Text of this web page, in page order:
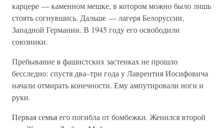
карцере — каменном мешке, в котором можно было лишь
стоять согнувшись. Дальше — лагеря Белоруссии,
Западной Германии. В 1945 году его освободили
союзники.
Пребывание в фашистских застенках не прошло
бесследно: спустя два–три года у Лаврентия Иосифовича
начали отмирать конечности. Ему ампутировали ноги и
руки.
Первая семья его погибла от бомбежки. Женился второй